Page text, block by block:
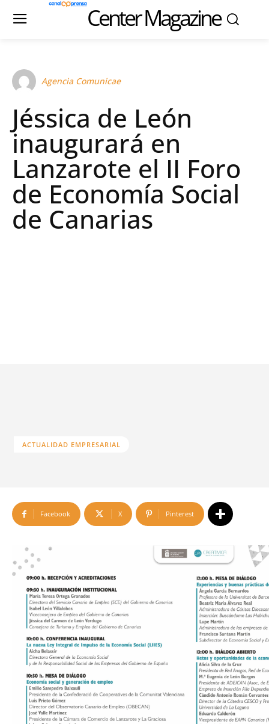
Center Magazine
Agencia Comunicae
Jéssica de León
inaugurará en
Lanzarote el II Foro
de Economía Social
de Canarias
ACTUALIDAD EMPRESARIAL
Facebook X Pinterest